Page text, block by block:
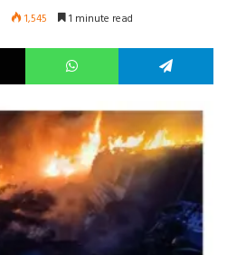
1,545 1 minute read
X WhatsApp